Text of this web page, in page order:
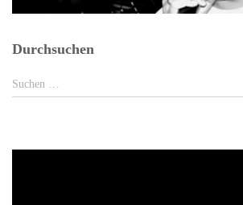
Durchsuchen
Suchen
nach:
Suchen …